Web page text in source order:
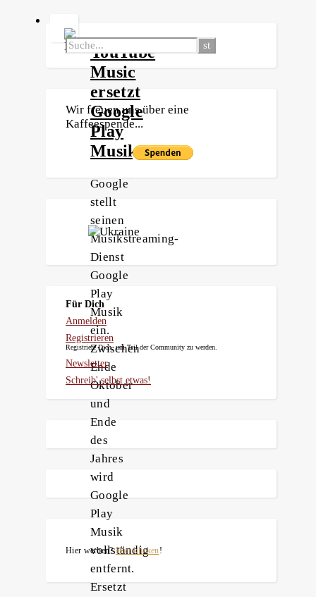
YouTube
Music
ersetzt
Google
Play
Musik
Google
stellt
seinen
Musikstreaming-
Dienst
Google
Play
Musik
ein.
Zwischen
Ende
Oktober
und
Ende
des
Jahres
wird
Google
Play
Musik
vollständig
entfernt.
Ersetzt
Wir freuen uns über eine
Kaffeespende...
Für Dich
Anmelden
Registrieren
Registriere Dich, um Teil der Community zu werden.
Newsletter
Schreib' selbst etwas!
Hier werben?Hier klicken!